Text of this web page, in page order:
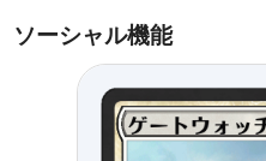
ソーシャル機能